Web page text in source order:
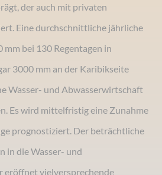
der auch mit privaten
Eine durchschnittliche jährliche
mm bei 130 Regentagen in
3000 mm an der Karibikseite
Wasser- und Abwasserwirtschaft
Es wird mittelfristig eine Zunahme
prognostiziert. Der beträchtliche
in die Wasser- und
vielversprechende